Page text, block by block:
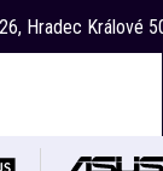
Hradec Králové